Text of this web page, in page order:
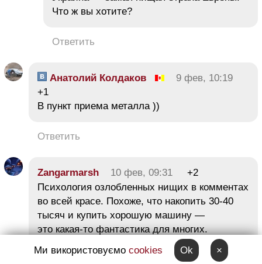
Что ж вы хотите?
Ответить
Анатолий Колдаков
9 фев, 10:19
+1
В пункт приема металла ))
Ответить
Zangarmarsh 10 фев, 09:31
+2
Психология озлобленных нищих в комментах
во всей красе. Похоже, что накопить 30-40
тысяч и купить хорошую машину —
это какая-то фантастика для многих.
А это вполне посильная задача
Ми використовуємо cookies Ok ×